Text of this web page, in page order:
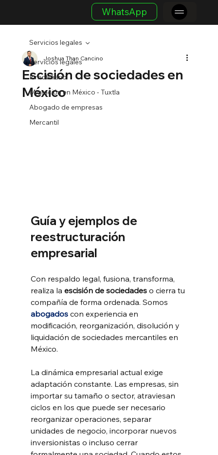
WhatsApp
Servicios legales
Inmobiliario
Migración en México - Tuxtla
Abogado de empresas
Mercantil
Servicios legales
Escisión de sociedades en
México
Joshua Than Cancino
Guía y ejemplos de
reestructuración
empresarial
Con respaldo legal, fusiona, transforma,
realiza la escisión de sociedades o cierra tu
compañía de forma ordenada. Somos
abogados con experiencia en
modificación, reorganización, disolución y
liquidación de sociedades mercantiles en
México.
La dinámica empresarial actual exige
adaptación constante. Las empresas, sin
importar su tamaño o sector, atraviesan
ciclos en los que puede ser necesario
reorganizar operaciones, separar
unidades de negocio, incorporar nuevos
inversionistas o incluso cerrar